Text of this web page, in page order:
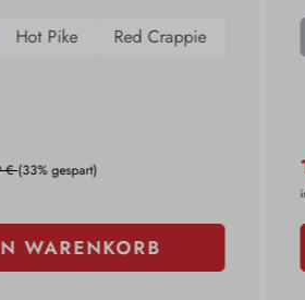
Hot Pike Red Crappie
€(33% gespart)
WARENKORB